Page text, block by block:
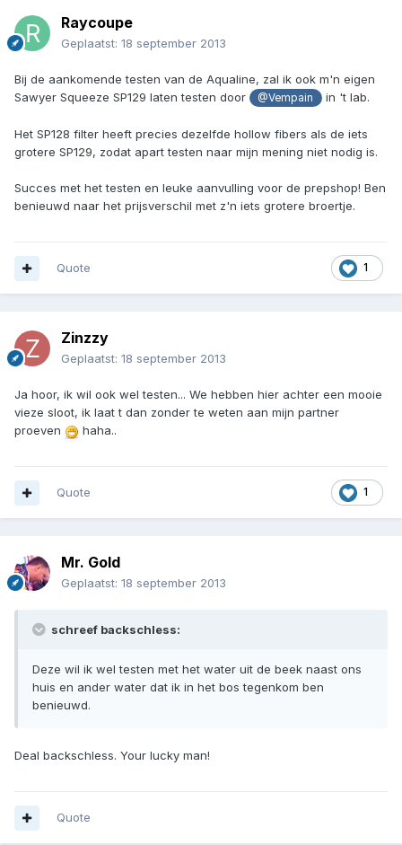
Raycoupe
Geplaatst: 18 september 2013
Bij de aankomende testen van de Aqualine, zal ik ook m'n eigen
Sawyer Squeeze SP129 laten testen door
@Vempain in 't lab.
Het SP128 filter heeft precies dezelfde hollow fibers als de iets
grotere SP129, zodat apart testen naar mijn mening niet nodig is.
Succes met het testen en leuke aanvulling voor de prepshop! Ben
benieuwd naar het prijsverschil met z'n iets grotere broertje.
1
Quote
Zinzzy
Geplaatst: 18 september 2013
Ja hoor, ik wil ook wel testen... We hebben hier achter een mooie
vieze sloot, ik laat t dan zonder te weten aan mijn partner
proeven
haha..
1
Quote
Mr. Gold
Geplaatst: 18 september 2013
schreef backschless:
Deze wil ik wel testen met het water uit de beek naast ons
huis en ander water dat ik in het bos tegenkom ben
benieuwd.
Deal backschless. Your lucky man!
Quote